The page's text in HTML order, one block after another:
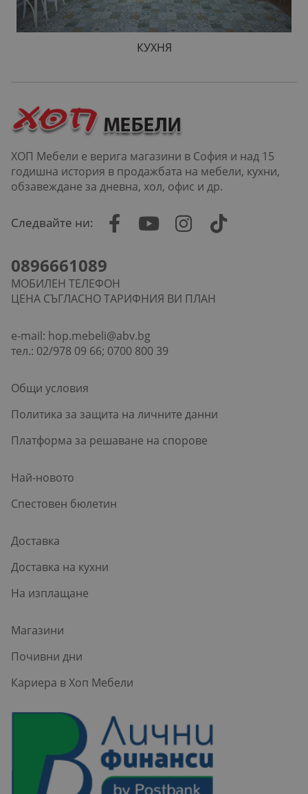
КУХНЯ
ХОП Мебели е верига магазини в София и над 15
годишна история в продажбата на мебели, кухни,
обзавеждане за дневна, хол, офис и др.
Следвайте ни:
0896661089
МОБИЛЕН ТЕЛЕФОН
ЦЕНА СЪГЛАСНО ТАРИФНИЯ ВИ ПЛАН
e-mail: hop.mebeli@abv.bg
тел.: 02/978 09 66; 0700 800 39
Общи условия
Политика за защита на личните данни
Платформа за решаване на спорове
Най-новото
Спестовен бюлетин
Доставка
Доставка на кухни
На изплащане
Магазини
Почивни дни
Кариера в Хоп Мебели